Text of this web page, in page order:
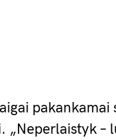
pakankamai
„Neperlaistyk –